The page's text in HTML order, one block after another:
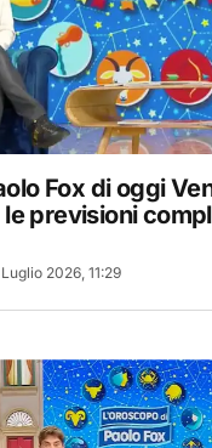
Fox di oggi
previsioni
2026, 11:29